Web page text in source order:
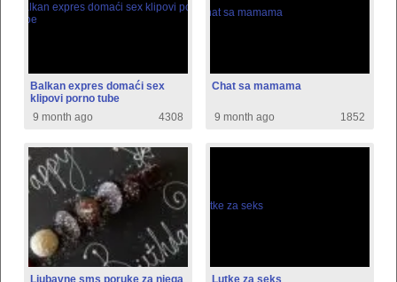
Balkan expres domaći sex
klipovi porno tube
9 month ago
4308
Chat sa mamama
9 month ago 1852
Ljubavne sms poruke za njega
Lutke za seks